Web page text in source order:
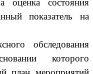
оценка состояния
показатель на
обследования
которого